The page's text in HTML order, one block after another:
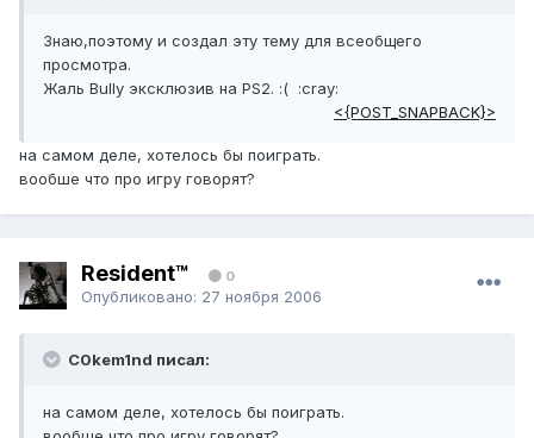
Знаю,поэтому и создал эту тему для всеобщего
просмотра.
Жаль Bully эксклюзив на PS2. :( :cray:
<{POST_SNAPBACK}>
на самом деле, хотелось бы поиграть.
вообше что про игру говорят?
Resident™ 0
Опубликовано: 27 ноября 2006
C0kem1nd писал:
на самом деле, хотелось бы поиграть.